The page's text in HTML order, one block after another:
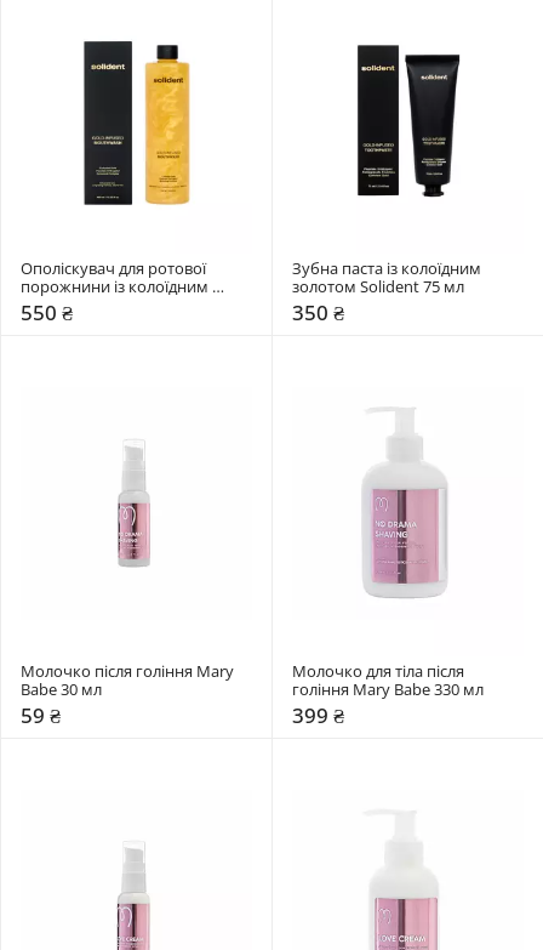
Ополіскувач для ротової
порожнини із колоїдним
550 ₴
Зубна паста із колоїдним
350 ₴
Молочко після гоління Mary
59 ₴
Молочко для тіла після
399 ₴